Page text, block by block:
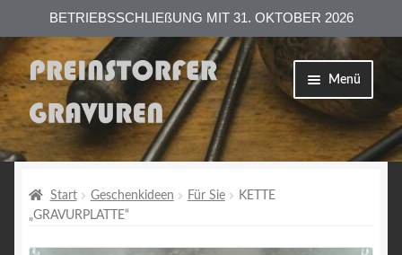
BETRIEBSSCHLIEßUNG MIT 31. OKTOBER 2026
Zur
Navigation
springen
Zum
Inhalt
springen
Menü
Versand
Start Geschenkideen Für Sie
KETTE
„GRAVURPLATTE“